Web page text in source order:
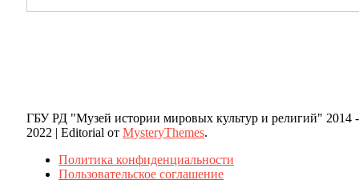
ГБУ РД "Музей истории мировых культур и религий" 2014 -
2022 | Editorial от MysteryThemes.
Политика конфиденциальности
Пользовательское соглашение